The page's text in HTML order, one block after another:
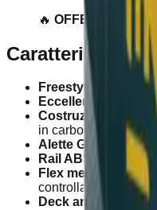
🔥 OFFERTA
Caratteristiche
Freestyle puro
con
Eccellente per
Costruzione
in carbonio
Alette G10 incluse
Rail ABS
resistenti
Flex medio-rigido
controllati
Deck antiscivolo
di